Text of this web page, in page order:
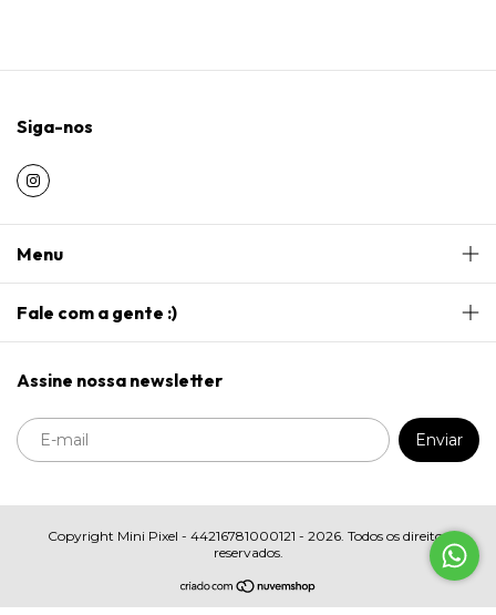
Siga-nos
Menu
Fale com a gente :)
Assine nossa newsletter
Copyright Mini Pixel - 44216781000121 - 2026. Todos os direitos
reservados.